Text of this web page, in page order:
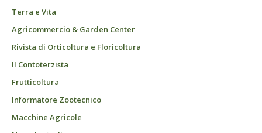
Terra e Vita
Agricommercio & Garden Center
Rivista di Orticoltura e Floricoltura
Il Contoterzista
Frutticoltura
Informatore Zootecnico
Macchine Agricole